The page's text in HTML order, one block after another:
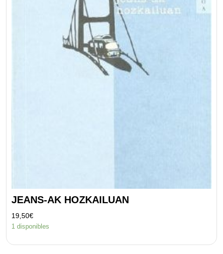
JEANS-AK HOZKAILUAN
19,50€
1 disponibles